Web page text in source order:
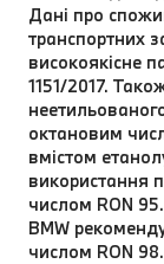
Дані про
транспортних
високоякісне
1151/2017.
октановим
вмістом
використання
числом RON
BMW
числом RON 98.